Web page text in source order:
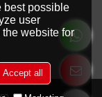
best possible
user
website for
Accept all